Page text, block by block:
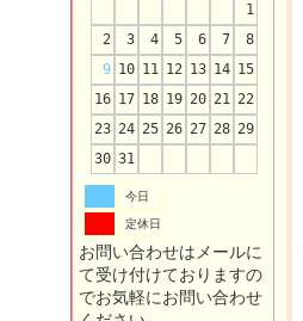
1
2
3 4 5 6 7
8
9 10 11 12 13 14 15
16 17 18 19 20 21 22
23 24 25 26 27 28 29
30 31
今日
定休日
お問い合わせはメールに
て受け付けておりますの
でお気軽にお問い合わせ